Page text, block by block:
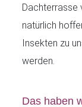
Dachterrasse
natürlich
Insekten zu
werden.
Das haben